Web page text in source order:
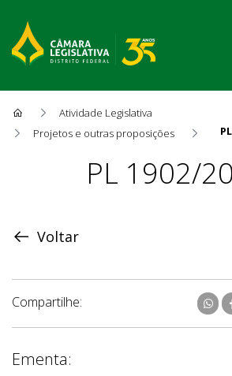
Atividade Legislativa
Projetos e outras proposições
ProposiçãoPL 1902/
Voltar
Compartilhe:
Ementa: